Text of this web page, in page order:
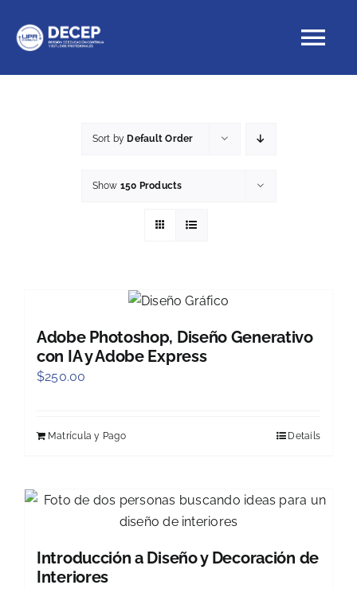
content
Sort by Default Order
Show 150 Products
Adobe Photoshop, Diseño Generativo
con IA y Adobe Express
$250.00
Matrícula y Pago Details
Introducción a Diseño y Decoración de
Interiores